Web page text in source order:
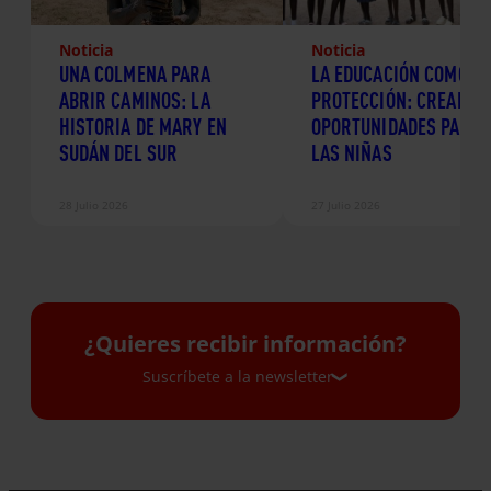
Noticia
UNA COLMENA PARA
ABRIR CAMINOS: LA
HISTORIA DE MARY EN
SUDÁN DEL SUR
Noticia
LA EDUCACIÓN COMO
PROTECCIÓN: CREANDO
OPORTUNIDADES PARA
LAS NIÑAS
¿Quieres recibir información?
Suscríbete a la newsletter